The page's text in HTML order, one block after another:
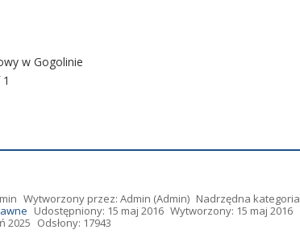
w Gogolinie
Wytworzony przez: Admin (Admin) Nadrzędna
Udostępniony: 15 maj 2016 Wytworzony: 15 maj 2016
2025 Odsłony: 17943